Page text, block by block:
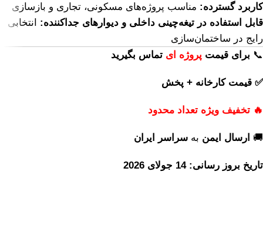
کاربرد گسترده: مناسب پروژه‌های مسکونی، تجاری و بازسازی
قابل استفاده در تیغه‌چینی داخلی و دیوارهای جداکننده: انتخابی
رایج در ساختمان‌سازی
📞 برای قیمت پروژه ای تماس بگیرید
✅ قیمت کارخانه + پخش
🔥 تخفیف ویژه تعداد محدود
🚚 ارسال ایمن به سراسر ایران
تاریخ بروز رسانی: 14 جولای 2026